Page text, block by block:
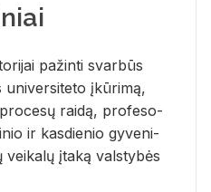
pa­žin­ti svar­būs
uni­ver­si­te­to įkū­ri­mą,
rai­dą, pro­fe­so­
ir kas­die­nio gy­ve­ni­
įta­ką vals­ty­bės